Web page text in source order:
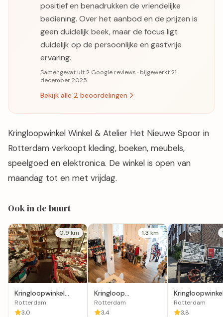
positief en benadrukken de vriendelijke
bediening. Over het aanbod en de prijzen is
geen duidelijk beek, maar de focus ligt
duidelijk op de persoonlijke en gastvrije
ervaring.
Samengevat uit 2 Google reviews · bijgewerkt 21
december 2025
Bekijk alle 2 beoordelingen
Kringloopwinkel Winkel & Atelier Het Nieuwe Spoor in
Rotterdam verkoopt kleding, boeken, meubels,
speelgoed en elektronica. De winkel is open van
maandag tot en met vrijdag.
Ook in de buurt
0,9 km
Kringloopwinkel
Inloop De
Habbekratz
Rotterdam
3,0
1,3 km
Kringloop
Rotterdam
Rotterdam
3,4
Rotterdam
Rotterdam
3,8